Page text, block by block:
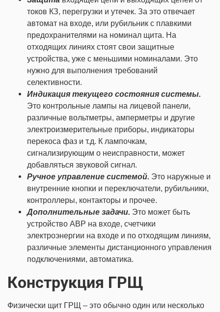
токов КЗ, перегрузки и утечек. За это отвечает
автомат на входе, или рубильник с плавкими
предохранителями на номинал щита. На
отходящих линиях стоят свои защитные
устройства, уже с меньшими номиналами. Это
нужно для выполнения требований
селективности.
Индикация текущего состояния системы.
Это контрольные лампы на лицевой панели,
различные вольтметры, амперметры и другие
электроизмерительные приборы, индикаторы
перекоса фаз и т.д. К лампочкам,
сигнализирующим о неисправности, может
добавляться звуковой сигнал.
Ручное управление системой. Это наружные и
внутренние кнопки и переключатели, рубильники,
контроллеры, контакторы и прочее.
Дополнительные задачи. Это может быть
устройство АВР на входе, счетчики
электроэнергии на входе и по отходящим линиям,
различные элементы дистанционного управления
подключениями, автоматика.
Конструкция ГРЩ
Физически щит ГРЩ – это обычно один или несколько